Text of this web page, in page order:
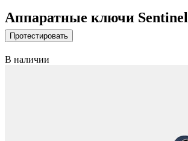
Аппаратные ключи
Протестировать
В наличии